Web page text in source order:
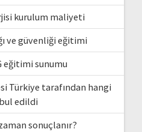
kurulum maliyeti
ve güvenliği eğitimi
eğitimi sunumu
Türkiye tarafından hangi
edildi
sonuçlanır?